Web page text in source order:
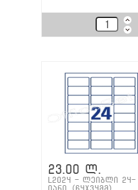
23.00 ლ.
L2024 - ლეიბლი 24-
იანი. (64x34მმ)